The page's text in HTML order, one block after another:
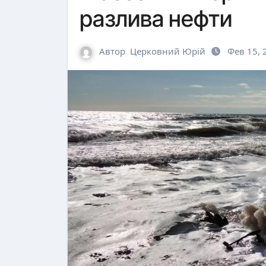
разлива нефти
Автор Церковний Юрій Фев 15,